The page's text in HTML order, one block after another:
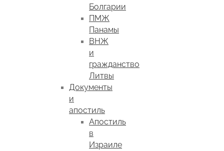
Болгарии
ПМЖ
Панамы
ВНЖ
и
гражданство
Литвы
Документы
и
апостиль
Апостиль
в
Израиле